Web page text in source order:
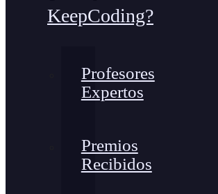
KeepCoding?
Profesores
Expertos
Premios
Recibidos